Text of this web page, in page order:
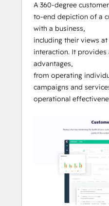
A 360-degree
to-end depiction of a
with a business,
including their views
interaction. It provides
advantages,
from operating
campaigns and
operational